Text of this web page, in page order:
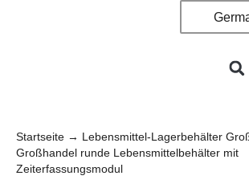
Startseite → Lebensmittel-Lagerbehälter
Großhandel runde Lebensmittelbehälter mit
Zeiterfassungsmodul